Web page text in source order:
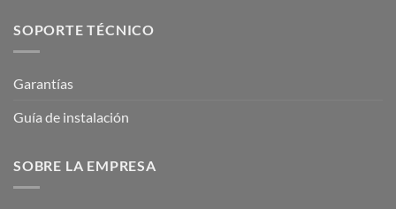
SOPORTE TÉCNICO
Garantías
Guía de instalación
SOBRE LA EMPRESA